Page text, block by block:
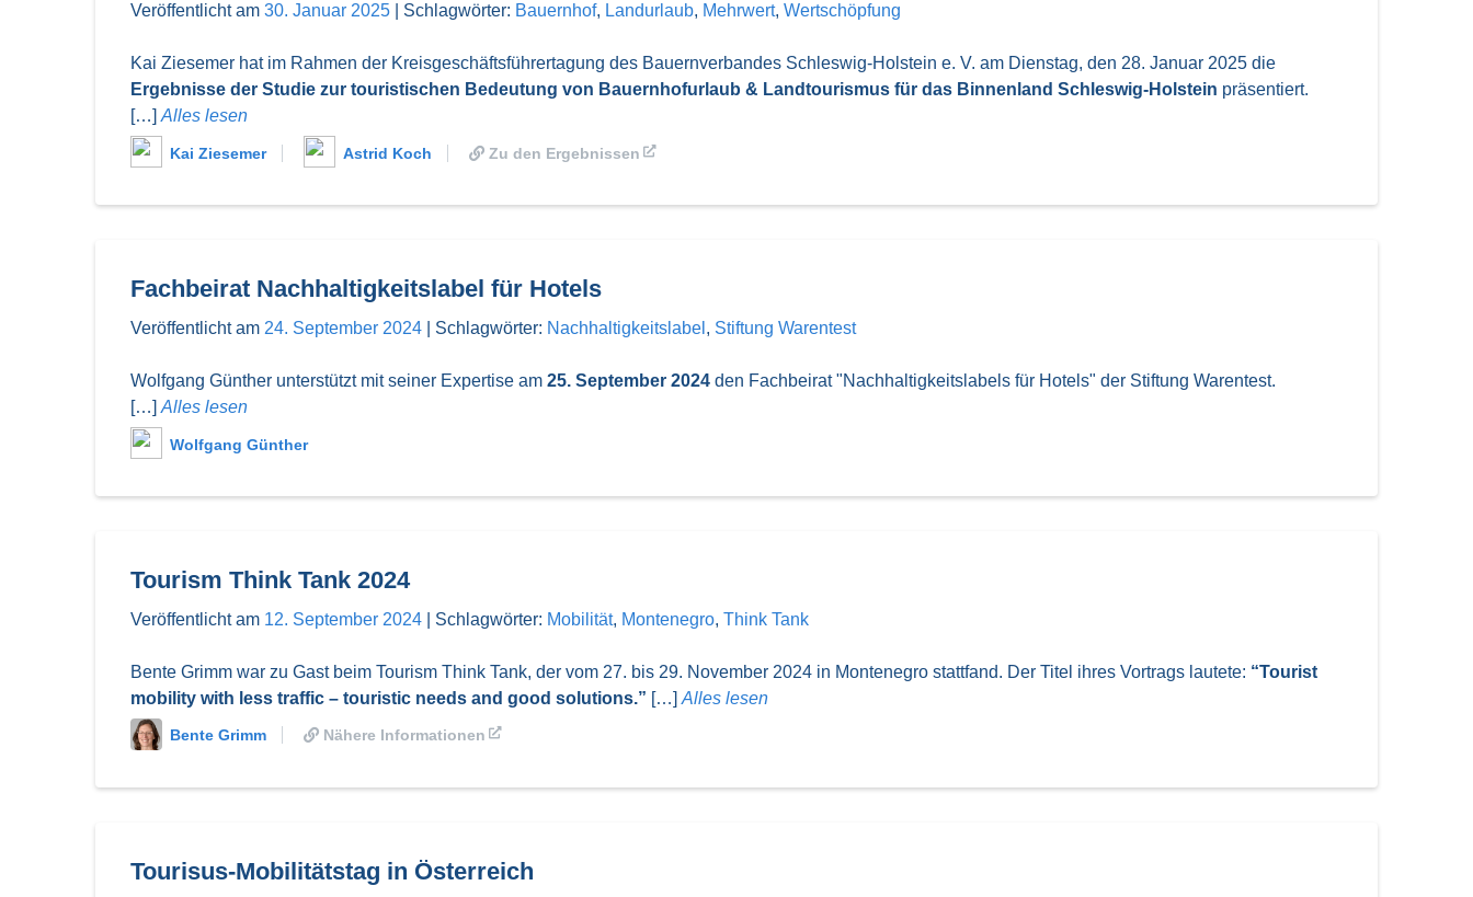
Veröffentlicht am 30. Januar 2025 Schlagwörter: Bauernhof, Landurlaub, Mehrwert, Wertschöpfung
Kai Ziesemer hat im Rahmen der Kreisgeschäftsführertagung des Bauernverbandes Schleswig-Holstein e. V. am Dienstag, den 28. Januar 2025 die
Ergebnisse der Studie zur touristischen Bedeutung von Bauernhofurlaub & Landtourismus für das Binnenland Schleswig-Holstein präsentiert.
[…] Alles lesen
Kai Ziesemer Astrid Koch Zu den Ergebnissen
Fachbeirat Nachhaltigkeitslabel für Hotels
Veröffentlicht am 24. September 2024 Schlagwörter: Nachhaltigkeitslabel , Stiftung Warentest
Wolfgang Günther unterstützt mit seiner Expertise am 25. September 2024 den Fachbeirat "Nachhaltigkeitslabels für Hotels" der Stiftung Warentest.
[…] Alles lesen
Wolfgang Günther
Tourism Think Tank 2024
Veröffentlicht am 12. September 2024 Schlagwörter: Mobilität, Montenegro, Think Tank
Bente Grimm war zu Gast beim Tourism Think Tank, der vom 27. bis 29. November 2024 in Montenegro stattfand. Der Titel ihres Vortrags lautete: “Tourist
mobility with less traffic – touristic needs and good solutions.” […] Alles lesen
Bente Grimm Nähere Informationen
Tourisus-Mobilitätstag in Österreich